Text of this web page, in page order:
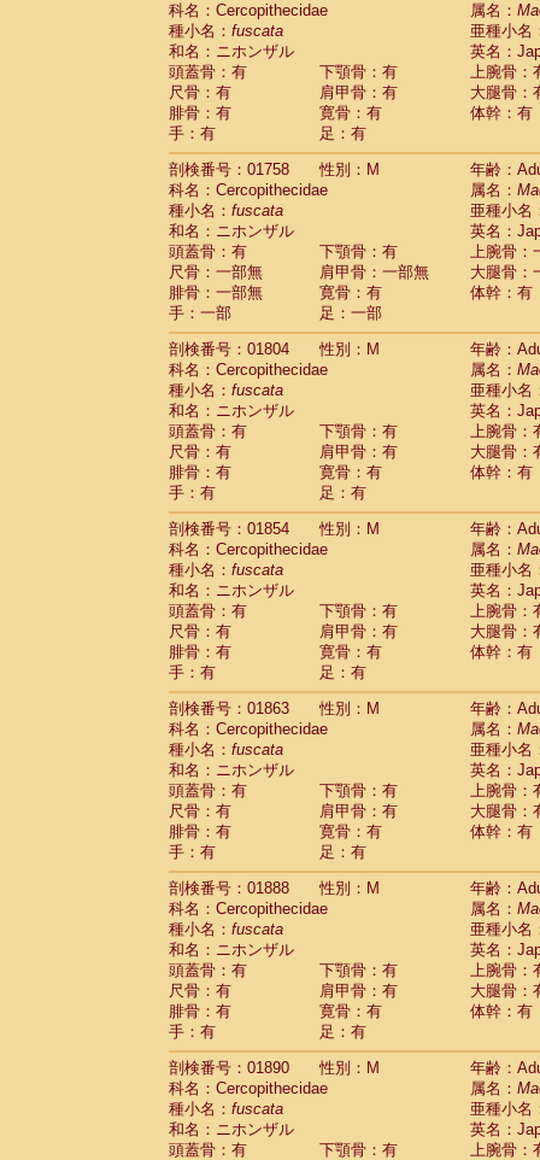
科名：Cercopithecidae
属名：
種小名： fuscata
亜種小名
和名：ニホンザル
英名：
頭蓋骨：有
下顎骨：有
上腕骨：
尺骨：有
肩甲骨：有
大腿骨：
腓骨：有
寛骨：有
体幹：有
手：有
足：有
剖検番号：01758
性別：M
年齢：
科名：Cercopithecidae
属名：
種小名： fuscata
亜種小名
和名：ニホンザル
英名：
頭蓋骨：有
下顎骨：有
上腕骨：
尺骨：一部無
肩甲骨：一部無
大腿骨：
腓骨：一部無
寛骨：有
体幹：有
手：一部
足：一部
剖検番号：01804
性別：M
年齢：
科名：Cercopithecidae
属名：
種小名： fuscata
亜種小名
和名：ニホンザル
英名：
頭蓋骨：有
下顎骨：有
上腕骨：
尺骨：有
肩甲骨：有
大腿骨：
腓骨：有
寛骨：有
体幹：有
手：有
足：有
剖検番号：01854
性別：M
年齢：
科名：Cercopithecidae
属名：
種小名： fuscata
亜種小名
和名：ニホンザル
英名：
頭蓋骨：有
下顎骨：有
上腕骨：
尺骨：有
肩甲骨：有
大腿骨：
腓骨：有
寛骨：有
体幹：有
手：有
足：有
剖検番号：01863
性別：M
年齢：
科名：Cercopithecidae
属名：
種小名： fuscata
亜種小名
和名：ニホンザル
英名：
頭蓋骨：有
下顎骨：有
上腕骨：
尺骨：有
肩甲骨：有
大腿骨：
腓骨：有
寛骨：有
体幹：有
手：有
足：有
剖検番号：01888
性別：M
年齢：
科名：Cercopithecidae
属名：
種小名： fuscata
亜種小名
和名：ニホンザル
英名：
頭蓋骨：有
下顎骨：有
上腕骨：
尺骨：有
肩甲骨：有
大腿骨：
腓骨：有
寛骨：有
体幹：有
手：有
足：有
剖検番号：01890
性別：M
年齢：
科名：Cercopithecidae
属名：
種小名： fuscata
亜種小名
和名：ニホンザル
英名：
頭蓋骨：有
下顎骨：有
上腕骨：